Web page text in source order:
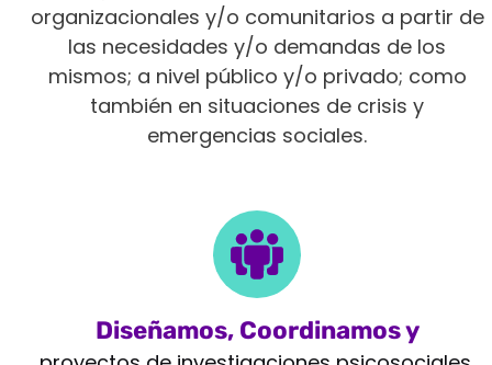
organizacionales y/o comunitarios a partir de
las necesidades y/o demandas de los
mismos; a nivel público y/o privado; como
también en situaciones de crisis y
emergencias sociales.
Diseñamos, Coordinamos y